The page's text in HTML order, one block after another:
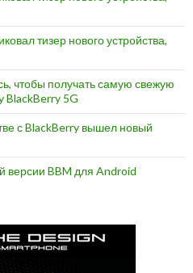
тизер нового устройства,
чтобы получать самую свежую
5G
с BlackBerry вышел новый
версии BBM для Android